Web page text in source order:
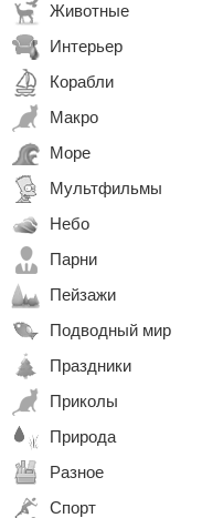
Животные
Интерьер
Корабли
Макро
Море
Мультфильмы
Небо
Парни
Пейзажи
Подводный мир
Праздники
Приколы
Природа
Разное
Спорт